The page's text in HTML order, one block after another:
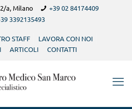
a, Milano
+39 02 84174409
3392135493
STAFF
LAVORA CON NOI
ARTICOLI CONTATTI